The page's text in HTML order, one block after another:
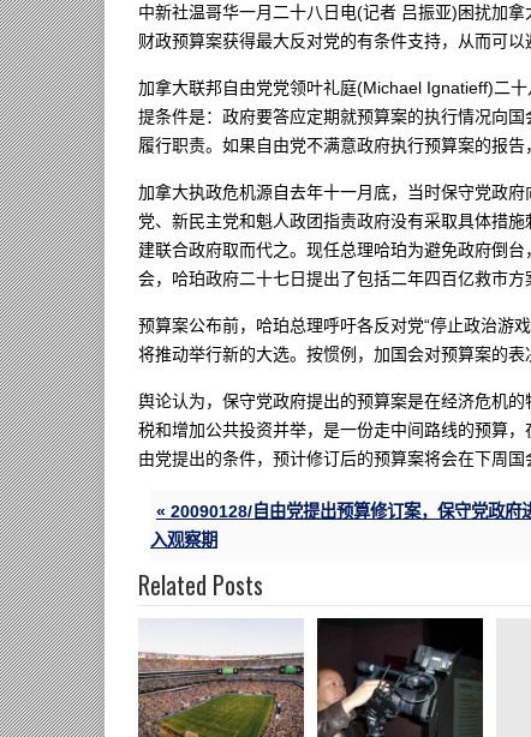
中新社温哥华一月二十八日电(记者 吕振亚)困扰加
财政预算案获得最大反对党的有条件支持，从而可
加拿大联邦自由党党领叶礼庭(Michael Ignatieff)二
提条件是：政府要答应定期就预算案的执行情况向
履行职责。如果自由党不满意政府执行预算案的报告
加拿大执政危机源自去年十一月底，当时保守党政
党、新民主党和魁人政团指责政府没有采取具体措
建联合政府取而代之。现任总理哈珀为避免政府倒
会，哈珀政府二十七日提出了包括二年四百亿救市方
预算案公布前，哈珀总理呼吁各反对党“停止政治游
将推动举行新的大选。按惯例，加国会对预算案的
舆论认为，保守党政府提出的预算案是在经济危机
税和增加公共投资并举，是一份走中间路线的预算
由党提出的条件，预计修订后的预算案将会在下周
« 20090128/自由党提出预算修订案，保守党政府
入观察期
Related Posts